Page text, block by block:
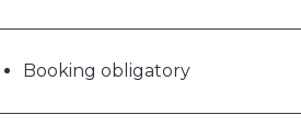
Booking obligatory